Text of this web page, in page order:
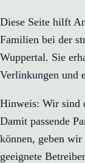
Diese Seite hilft
Familien bei der
Wuppertal. Sie
Verlinkungen und
Hinweis: Wir sind
Damit passende
können, geben
geeignete